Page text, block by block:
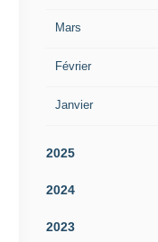
Mars
Février
Janvier
2025
2024
2023